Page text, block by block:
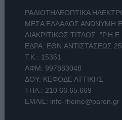
ΡΑΔΙΟΤΗΛΕΟΠΤΙΚΑ
ΜΕΣΑ ΕΛΛΑΔΟΣ ΑΝΩΝΥΜΗ
ΔΙΑΚΡΙΤΙΚΟΣ ΤΙΤΛΟΣ:
ΕΔΡΑ: ΕΘΝ.ΑΝΤΙΣΤΑΣΕΩΣ
Τ.Κ.: 15351
ΑΦΜ: 997883048
ΔΟΥ: ΚΕΦΟΔΕ ΑΤΤΙΚΗΣ
ΤΗΛ.: 210 66.65.669
EMAIL: info-rheme@paron.gr